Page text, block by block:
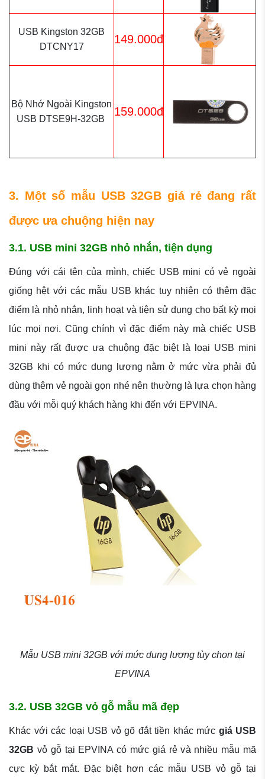
USB Kingston 32GB
DTCNY17
149.000đ
Bộ Nhớ Ngoài Kingston
USB DTSE9H-32GB
159.000đ
3. Một số mẫu USB 32GB giá rẻ đang rất
được ưa chuộng hiện nay
3.1. USB mini 32GB nhỏ nhắn, tiện dụng
Đúng với cái tên của mình, chiếc USB mini có vẻ ngoài
giống hệt với các mẫu USB khác tuy nhiên có thêm đặc
điểm là nhỏ nhắn, linh hoạt và tiện sử dụng cho bất kỳ mọi
lúc mọi nơi. Cũng chính vì đặc điểm này mà chiếc USB
mini này rất được ưa chuộng đặc biệt là loại USB mini
32GB khi có mức dung lượng nằm ở mức vừa phải đủ
dùng thêm vẻ ngoài gọn nhé nên thường là lựa chọn hàng
đầu với mỗi quý khách hàng khi đến với EPVINA.
Mẫu USB mini 32GB với mức dung lượng tùy chọn tại
EPVINA
3.2. USB 32GB vỏ gỗ mẫu mã đẹp
Khác với các loại USB vỏ gõ đắt tiền khác mức giá USB
32GB vỏ gỗ tại EPVINA có mức giá rẻ và nhiều mẫu mã
cực kỳ bắt mắt. Đặc biệt hơn các mẫu USB vỏ gỗ tại